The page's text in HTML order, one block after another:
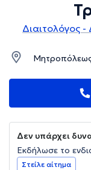
Διαιτολόγος
Δεν υπάρχει
Εκδήλωσε το
Στείλε αίτημα